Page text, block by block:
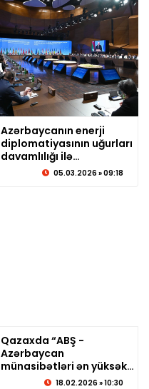
© sabirabadxeber.az
Azərbaycanın enerji
diplomatiyasının uğurları
davamlılığı ilə
diqqətdədir05.03.2026 » 09:18
© sabirabadxeber.az
Qazaxda “ABŞ -
Azərbaycan
münasibətləri ən yüksək
mərhələdədir"18.02.2026 » 10:30